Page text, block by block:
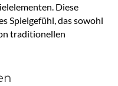
Diese
Spielgefühl, das sowohl
traditionellen